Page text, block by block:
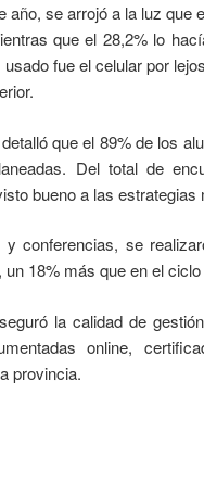
año, se arrojó a la luz
que el 28,2% lo
fue el celular por
que el 89% de los
Del total de
bueno a las
conferencias, se
18% más que en el
la calidad de
online,
provincia.